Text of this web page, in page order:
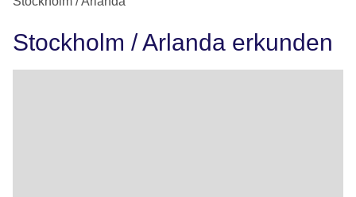
Stockholm / Arlanda erkunden